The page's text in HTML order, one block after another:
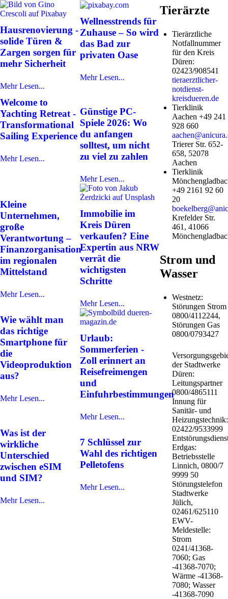
Hausrenovierung -
solide Türen &
Zargen sorgen für
mehr Sicherheit
Mehr Lesen...
Wellnesstrends für
Zuhause – So wird
das Bad zur
privaten Oase
Mehr Lesen...
Welcome to
Yachting Retreat -
Transformational
Sailing Experience
Mehr Lesen...
Günstige PC-
Spiele 2026: Wo
du anfangen
solltest, um nicht
zu viel zu zahlen
Mehr Lesen...
Kleine
Unternehmen,
große
Verantwortung –
Finanzorganisation
im regionalen
Mittelstand
Mehr Lesen...
Immobilie im
Kreis Düren
verkaufen? Eine
Expertin aus NRW
verrät die
wichtigsten
Schritte
Mehr Lesen...
Wie wählt man
das richtige
Smartphone für
die
Videoproduktion
aus?
Mehr Lesen...
Urlaub:
Sommerferien -
Zoll erinnert an
Reisefreimengen
und
Einfuhrbestimmungen
Mehr Lesen...
Was ist der
wirkliche
Unterschied
zwischen eSIM
und SIM?
Mehr Lesen...
7 Schlüssel zur
Wahl des richtigen
Pelletofens
Mehr Lesen...
Tierärzte
Tierärztliche
Notfallnummer
für den Kreis
Düren:
02423/908541
tieraerztlicher-
notdienst-
kreisdueren.de
Tierklinik
Aachen +49 241
928 660
Trierer Str. 652-
658, 52078
Aachen
Tierklinik
+49 2161 92 60
20
Krefelder Str.
461, 41066
Strom und
Wasser
Westnetz:
Störungen Strom
0800/4112244,
Störungen Gas
0800/0793427
der Stadtwerke
Düren:
Leitungspartner
0800/4865111
Innung für
Sanitär- und
Heizungstechnik:
02422/9533999
Erdgas:
Betriebsstelle
Linnich, 0800/7
9999 50
Störungstelefon
Stadtwerke
Jülich,
02461/625110
EWV-
Meldestelle:
Strom
0241/41368-
7060; Gas
-41368-7070;
Wärme -41368-
7080; Wasser
-41368-7090